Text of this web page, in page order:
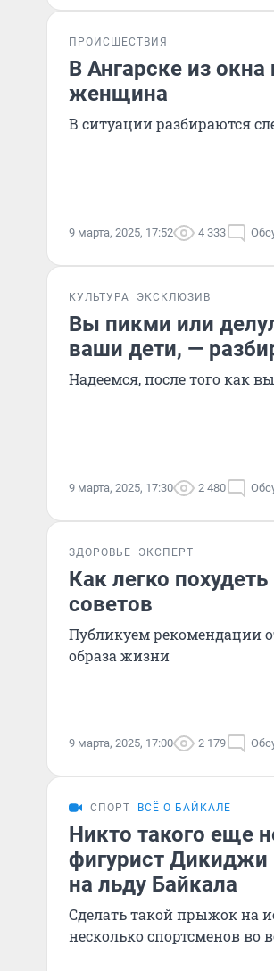
ПРОИСШЕСТВИЯ
В Ангарске из
женщина
В ситуации разбираются
9 марта, 2025, 17:52 4 333
КУЛЬТУРА ЭКСКЛЮЗИВ
Вы пикми или
ваши дети, —
Надеемся, после того как
9 марта, 2025, 17:30 2 480
ЗДОРОВЬЕ ЭКСПЕРТ
Как легко
советов
Публикуем рекомендации
образа жизни
9 марта, 2025, 17:00 2 179
СПОРТ ВСЁ О БАЙКАЛЕ
Никто такого еще
фигурист Дикиджи
на льду Байкала
Сделать такой прыжок на
несколько спортсменов во